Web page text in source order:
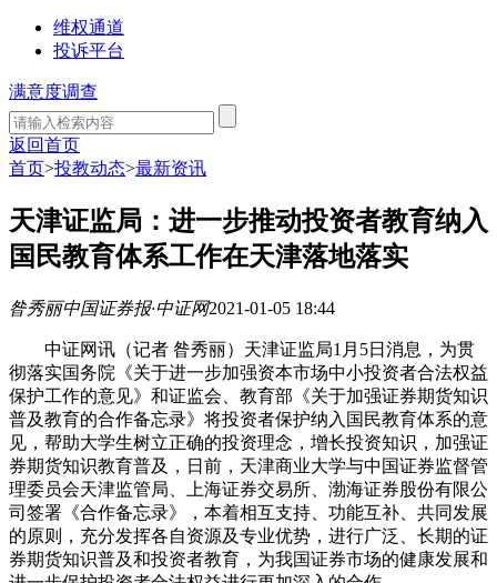
维权通道
投诉平台
满意度调查
返回首页
首页>投教动态>最新资讯
天津证监局：进一步推动投资者教育纳入
国民教育体系工作在天津落地落实
昝秀丽中国证券报·中证网2021-01-05 18:44
中证网讯（记者 昝秀丽）天津证监局1月5日消息，为贯
彻落实国务院《关于进一步加强资本市场中小投资者合法权益
保护工作的意见》和证监会、教育部《关于加强证券期货知识
普及教育的合作备忘录》将投资者保护纳入国民教育体系的意
见，帮助大学生树立正确的投资理念，增长投资知识，加强证
券期货知识教育普及，日前，天津商业大学与中国证券监督管
理委员会天津监管局、上海证券交易所、渤海证券股份有限公
司签署《合作备忘录》，本着相互支持、功能互补、共同发展
的原则，充分发挥各自资源及专业优势，进行广泛、长期的证
券期货知识普及和投资者教育，为我国证券市场的健康发展和